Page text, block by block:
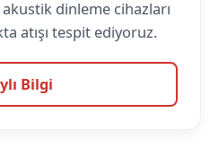
dinleme cihazları
atışı tespit ediyoruz.
Bilgi